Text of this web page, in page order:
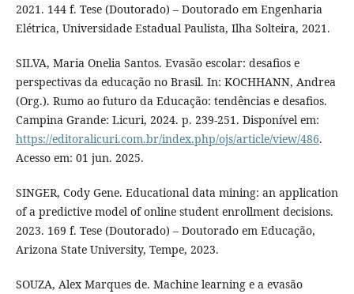
2021. 144 f. Tese (Doutorado) – Doutorado em Engenharia
Elétrica, Universidade Estadual Paulista, Ilha Solteira, 2021.
SILVA, Maria Onelia Santos. Evasão escolar: desafios e
perspectivas da educação no Brasil. In: KOCHHANN, Andrea
(Org.). Rumo ao futuro da Educação: tendências e desafios.
Campina Grande: Licuri, 2024. p. 239-251. Disponível em:
https://editoralicuri.com.br/index.php/ojs/article/view/486.
Acesso em: 01 jun. 2025.
SINGER, Cody Gene. Educational data mining: an application
of a predictive model of online student enrollment decisions.
2023. 169 f. Tese (Doutorado) – Doutorado em Educação,
Arizona State University, Tempe, 2023.
SOUZA, Alex Marques de. Machine learning e a evasão